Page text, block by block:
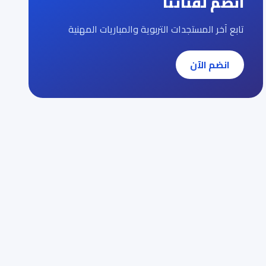
تابع آخر المستجدات التربوية والمباريات المهنية
انضم الآن